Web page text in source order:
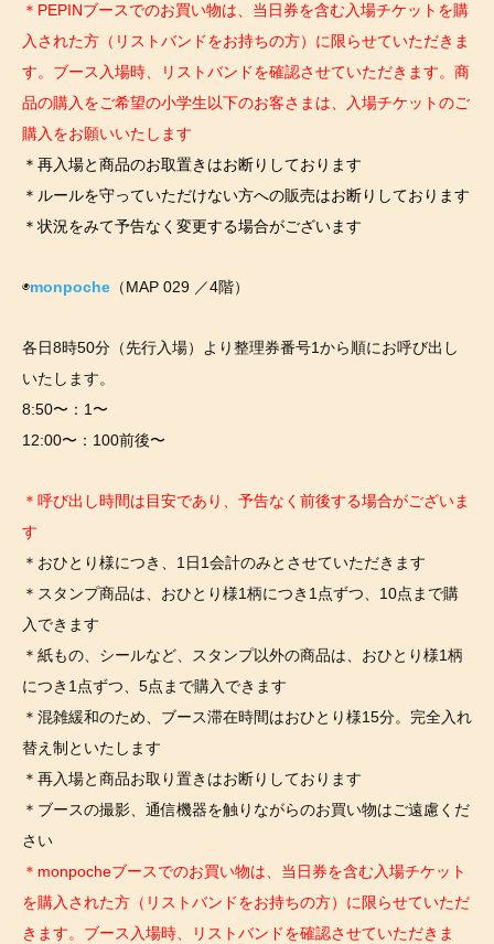
＊PEPINブースでのお買い物は、当日券を含む入場チケットを購
入された方（リストバンドをお持ちの方）に限らせていただきま
す。ブース入場時、リストバンドを確認させていただきます。商
品の購入をご希望の小学生以下のお客さまは、入場チケットのご
購入をお願いいたします
＊再入場と商品のお取置きはお断りしております
＊ルールを守っていただけない方への販売はお断りしております
＊状況をみて予告なく変更する場合がございます
◉monpoche （MAP 029 ／4階）
各日8時50分（先行入場）より整理券番号1から順にお呼び出し
いたします。
8:50〜：1〜
12:00〜：100前後〜
＊呼び出し時間は目安であり、予告なく前後する場合がございま
す
＊おひとり様につき、1日1会計のみとさせていただきます
＊スタンプ商品は、おひとり様1柄につき1点ずつ、10点まで購
入できます
＊紙もの、シールなど、スタンプ以外の商品は、おひとり様1柄
につき1点ずつ、5点まで購入できます
＊混雑緩和のため、ブース滞在時間はおひとり様15分。完全入れ
替え制といたします
＊再入場と商品お取り置きはお断りしております
＊ブースの撮影、通信機器を触りながらのお買い物はご遠慮くだ
さい
＊monpocheブースでのお買い物は、当日券を含む入場チケット
を購入された方（リストバンドをお持ちの方）に限らせていただ
きます。ブース入場時、リストバンドを確認させていただきま